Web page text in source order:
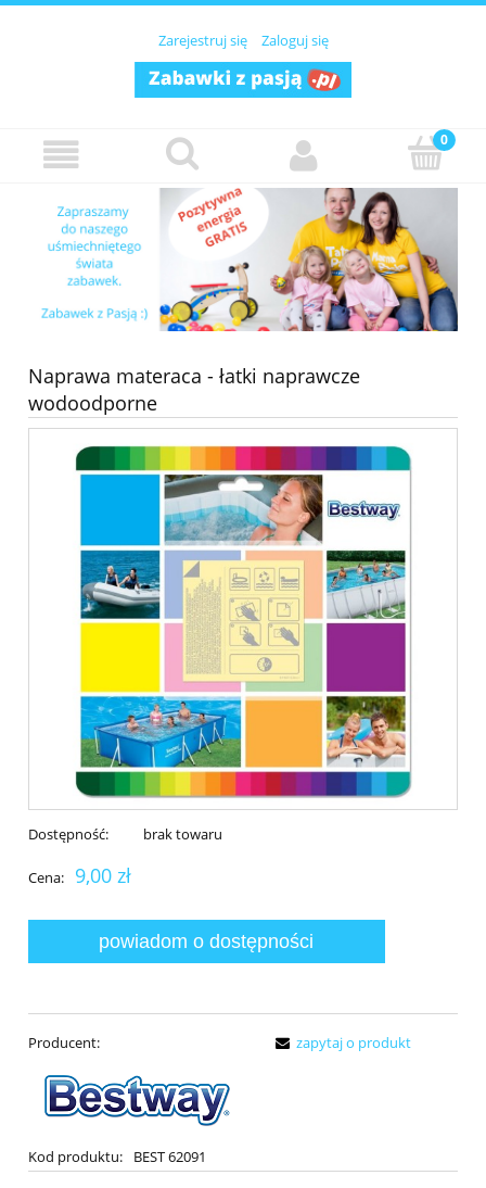
Zarejestruj się Zaloguj się
Naprawa materaca - łatki naprawcze
wodoodporne
Dostępność: brak towaru
Cena: 9,00 zł
powiadom o dostępności
Producent:
Kod produktu: BEST 62091
zapytaj o produkt